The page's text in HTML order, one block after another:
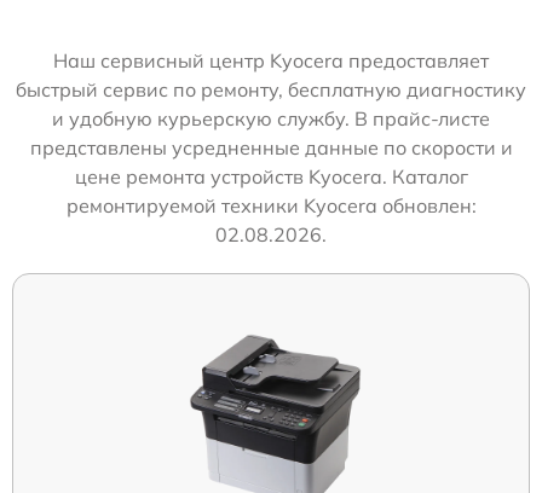
Наш сервисный центр Kyocera предоставляет
быстрый сервис по ремонту, бесплатную диагностику
и удобную курьерскую службу. В прайс-листе
представлены усредненные данные по скорости и
цене ремонта устройств Kyocera. Каталог
ремонтируемой техники Kyocera обновлен:
02.08.2026.